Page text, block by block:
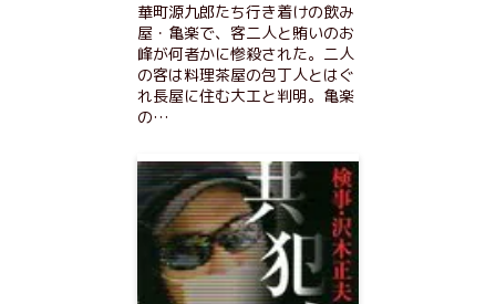
華町源九郎たち行き着けの飲み
屋・亀楽で、客二人と賄いのお
峰が何者かに惨殺された。二人
の客は料理茶屋の包丁人とはぐ
れ長屋に住む大工と判明。亀楽
の…